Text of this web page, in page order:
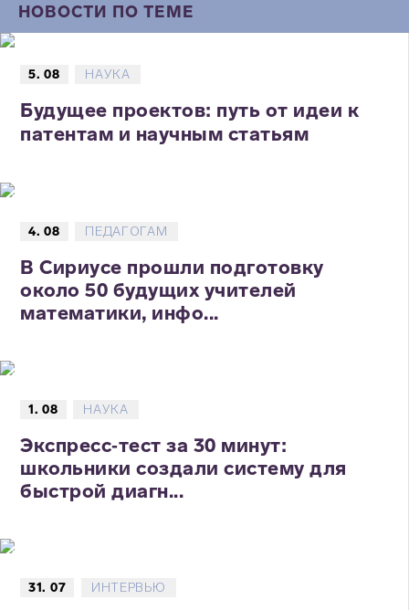
НОВОСТИ ПО ТЕМЕ
5. 08 НАУКА
Будущее проектов: путь от идеи к
патентам и научным статьям
4. 08 ПЕДАГОГАМ
В Сириусе прошли подготовку
около 50 будущих учителей
математики, инфо...
1. 08 НАУКА
Экспресс‑тест за 30 минут:
школьники создали систему для
быстрой диагн...
31. 07 ИНТЕРВЬЮ